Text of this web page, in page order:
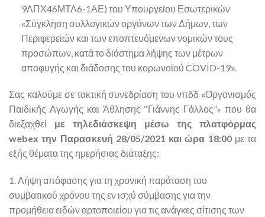
9ΛΠΧ46ΜΤΛ6-1ΑΕ) του Υπουργείου Εσωτερικών
«Σύγκληση συλλογικών οργάνων των Δήμων, των
Περιφερειών και των εποπτευόμενων νομικών τους
προσώπων, κατά το διάστημα λήψης των μέτρων
αποφυγής και διάδοσης του κορωνοϊού COVID-19».
Σας καλούμε σε τακτική συνεδρίαση του νπδδ «Οργανισμός
Παιδικής Αγωγής και Άθλησης ‘‘Γιάννης Γάλλος’’» που θα
διεξαχθεί με τηλεδιάσκεψη μέσω της πλατφόρμας
webex την Παρασκευή 28/05/2021 και ώρα 18:00με τα
εξής θέματα της ημερήσιας διάταξης:
1. Λήψη απόφασης για τη χρονική παράταση του
συμβατικού χρόνου της εν ισχύ σύμβασης για την
προμήθεια ειδών αρτοποιείου για τις ανάγκες σίτισης των